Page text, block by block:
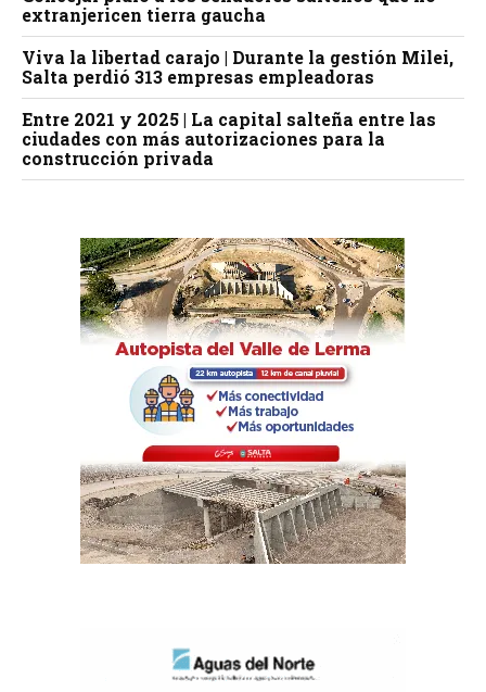
extranjericen tierra gaucha
Viva la libertad carajo | Durante la gestión Milei,
Salta perdió 313 empresas empleadoras
Entre 2021 y 2025 | La capital salteña entre las
ciudades con más autorizaciones para la
construcción privada